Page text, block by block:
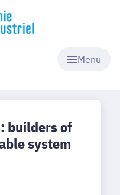
Menu
builders of
system